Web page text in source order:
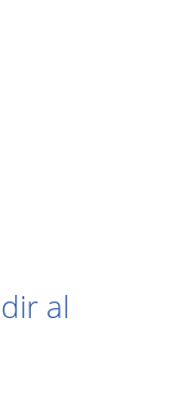
al